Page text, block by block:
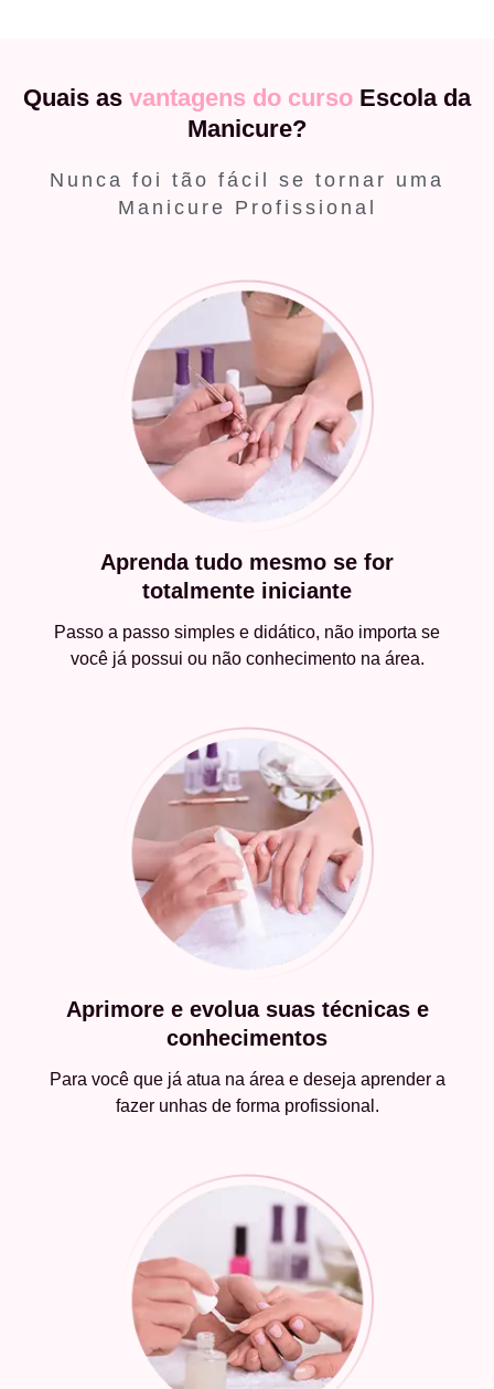
Quais as vantagens do curso Escola da
Manicure?
Nunca foi tão fácil se tornar uma
Manicure Profissional
Aprenda tudo mesmo se for
totalmente iniciante
Passo a passo simples e didático, não importa se
você já possui ou não conhecimento na área.
Aprimore e evolua suas técnicas e
conhecimentos
Para você que já atua na área e deseja aprender a
fazer unhas de forma profissional.